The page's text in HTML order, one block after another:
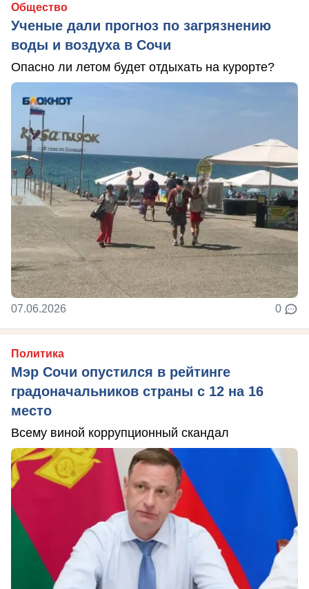
Общество
Ученые дали прогноз по загрязнению
воды и воздуха в Сочи
Опасно ли летом будет отдыхать на курорте?
07.06.2026 0
Политика
Мэр Сочи опустился в рейтинге
градоначальников страны с 12 на 16
место
Всему виной коррупционный скандал